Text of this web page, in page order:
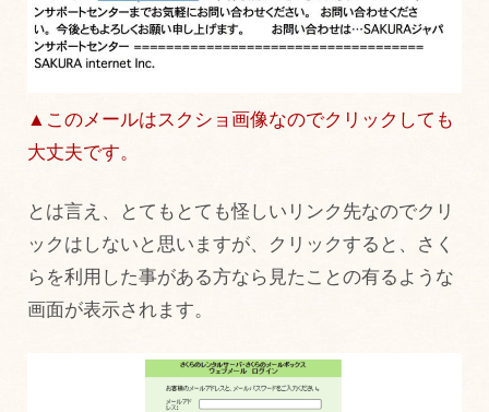
▲このメールはスクショ画像なのでクリックしても
大丈夫です。
とは言え、とてもとても怪しいリンク先なのでクリ
ックはしないと思いますが、クリックすると、さく
らを利用した事がある方なら見たことの有るような
画面が表示されます。